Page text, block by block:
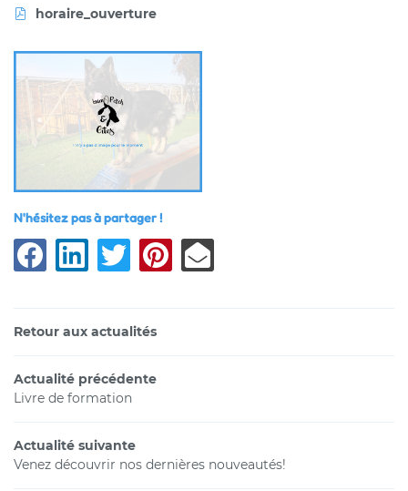
Accueil
Services
animalier
Galerie
horaire_ouverture
N'hésitez pas à partager !
Retour aux actualités
Actualité précédente
Livre de formation
Actualité suivante
Venez découvrir nos dernières nouveautés!